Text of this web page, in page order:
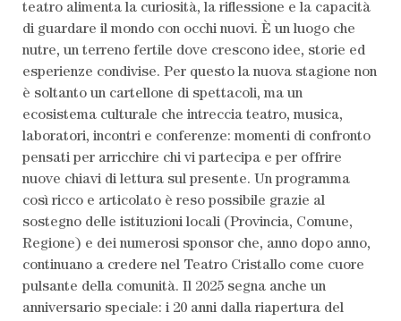
teatro alimenta la curiosità, la riflessione e la capacità
di guardare il mondo con occhi nuovi. È un luogo che
nutre, un terreno fertile dove crescono idee, storie ed
esperienze condivise. Per questo la nuova stagione non
è soltanto un cartellone di spettacoli, ma un
ecosistema culturale che intreccia teatro, musica,
laboratori, incontri e conferenze: momenti di confronto
pensati per arricchire chi vi partecipa e per offrire
nuove chiavi di lettura sul presente. Un programma
così ricco e articolato è reso possibile grazie al
sostegno delle istituzioni locali (Provincia, Comune,
Regione) e dei numerosi sponsor che, anno dopo anno,
continuano a credere nel Teatro Cristallo come cuore
pulsante della comunità. Il 2025 segna anche un
anniversario speciale: i 20 anni dalla riapertura del